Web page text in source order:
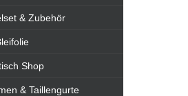
& Zubehör
Shop
& Taillengurte